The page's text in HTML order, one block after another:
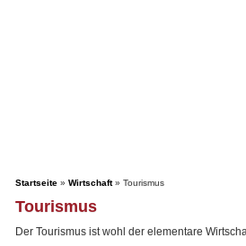
Startseite » Wirtschaft» Tourismus
Tourismus
Der Tourismus ist wohl der elementare